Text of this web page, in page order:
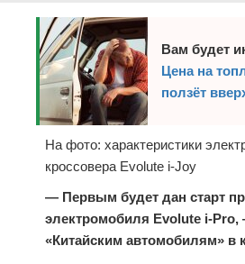
Вам будет
Цена на
ползёт
На фото: характеристики
кроссовера Evolute i-Joy
— Первым будет дан старт
электромобиля Evolute i-
«Китайским автомобилям» в